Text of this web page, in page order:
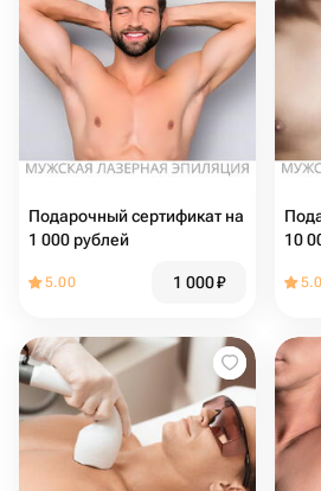
Подарочный сертификат на
1 000 рублей
5.00 1 000₽
10